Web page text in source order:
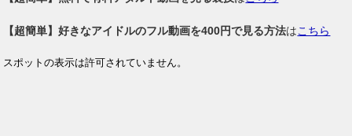
【超簡単】好きなアイドルのフル動画を400円で見る方法はこちら